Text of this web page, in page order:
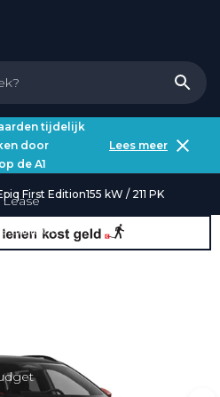
aanbod
elektrisch
tijdelijk
door
de A1
Lees meer
First Edition155 kW / 211 PK